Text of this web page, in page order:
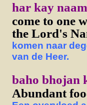
har kay
come to one
the Lord's
komen naar
van de Heer.
baho bhojan
Abundant